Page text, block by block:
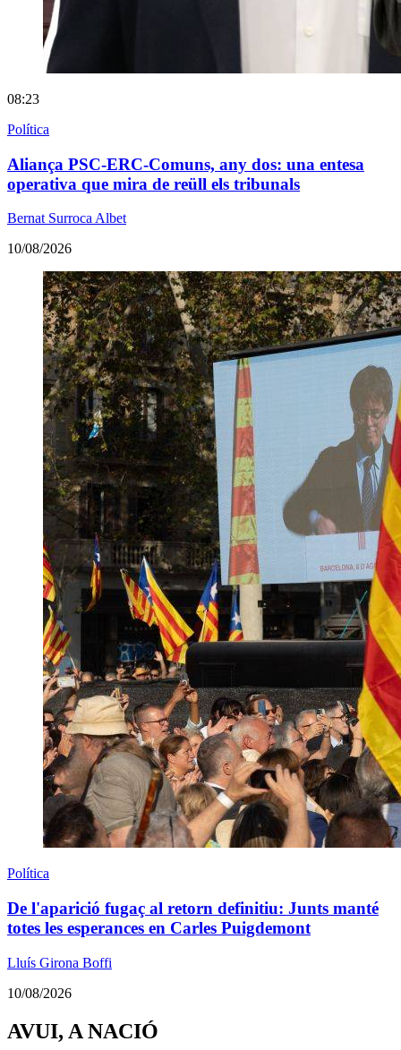
08:23
Política
Aliança PSC-ERC-Comuns, any dos: una entesa
operativa que mira de reüll els tribunals
Bernat Surroca Albet
10/08/2026
Política
De l'aparició fugaç al retorn definitiu: Junts manté
totes les esperances en Carles Puigdemont
Lluís Girona Boffi
10/08/2026
AVUI, A NACIÓ